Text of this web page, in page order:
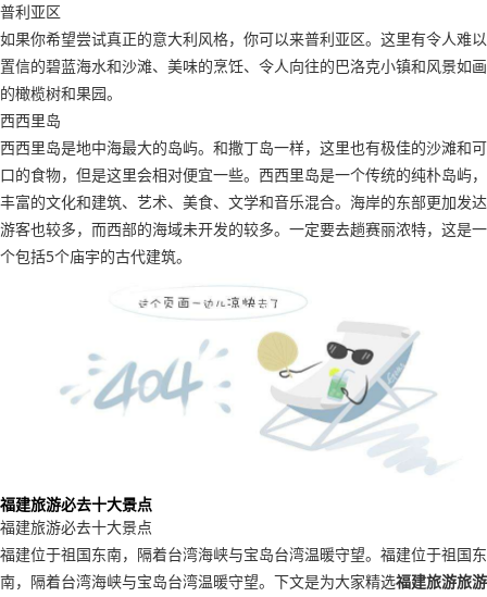
普利亚区
如果你希望尝试真正的意大利风格，你可以来普利亚区。这里有令人难以
置信的碧蓝海水和沙滩、美味的烹饪、令人向往的巴洛克小镇和风景如画
的橄榄树和果园。
西西里岛
西西里岛是地中海最大的岛屿。和撒丁岛一样，这里也有极佳的沙滩和可
口的食物，但是这里会相对便宜一些。西西里岛是一个传统的纯朴岛屿，
丰富的文化和建筑、艺术、美食、文学和音乐混合。海岸的东部更加发达
游客也较多，而西部的海域未开发的较多。一定要去趟赛丽浓特，这是一
个包括5个庙宇的古代建筑。
福建旅游必去十大景点
福建旅游必去十大景点
福建位于祖国东南，隔着台湾海峡与宝岛台湾温暖守望。福建位于祖国东
南，隔着台湾海峡与宝岛台湾温暖守望。下文是为大家精选福建旅游旅游